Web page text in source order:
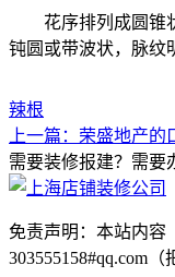
花序排列成圆锥状;
钝圆或带波状，脉纹
辣根
上一篇：荣盛地产的
需要装修报建？需要
免责声明：本站内容
303555158#qq.com（